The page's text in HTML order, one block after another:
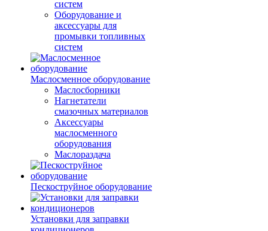
систем
Оборудование и
аксессуары для
промывки топливных
систем
Маслосменное оборудование
Маслосборники
Нагнетатели
смазочных материалов
Аксессуары
маслосменного
оборудования
Маслораздача
Пескоструйное оборудование
Установки для заправки